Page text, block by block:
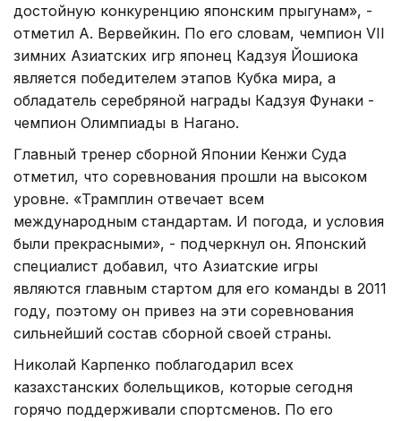
достойную конкуренцию японским прыгунам», -
отметил А. Вервейкин. По его словам, чемпион VII
зимних Азиатских игр японец Кадзуя Йошиока
является победителем этапов Кубка мира, а
обладатель серебряной награды Кадзуя Фунаки -
чемпион Олимпиады в Нагано.
Главный тренер сборной Японии Кенжи Суда
отметил, что соревнования прошли на высоком
уровне. «Трамплин отвечает всем
международным стандартам. И погода, и условия
были прекрасными», - подчеркнул он. Японский
специалист добавил, что Азиатские игры
являются главным стартом для его команды в 2011
году, поэтому он привез на эти соревнования
сильнейший состав сборной своей страны.
Николай Карпенко поблагодарил всех
казахстанских болельщиков, которые сегодня
горячо поддерживали спортсменов. По его